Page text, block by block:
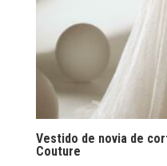
Vestido de novia de
Couture